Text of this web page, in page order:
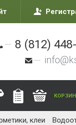
8 (812)
клеи